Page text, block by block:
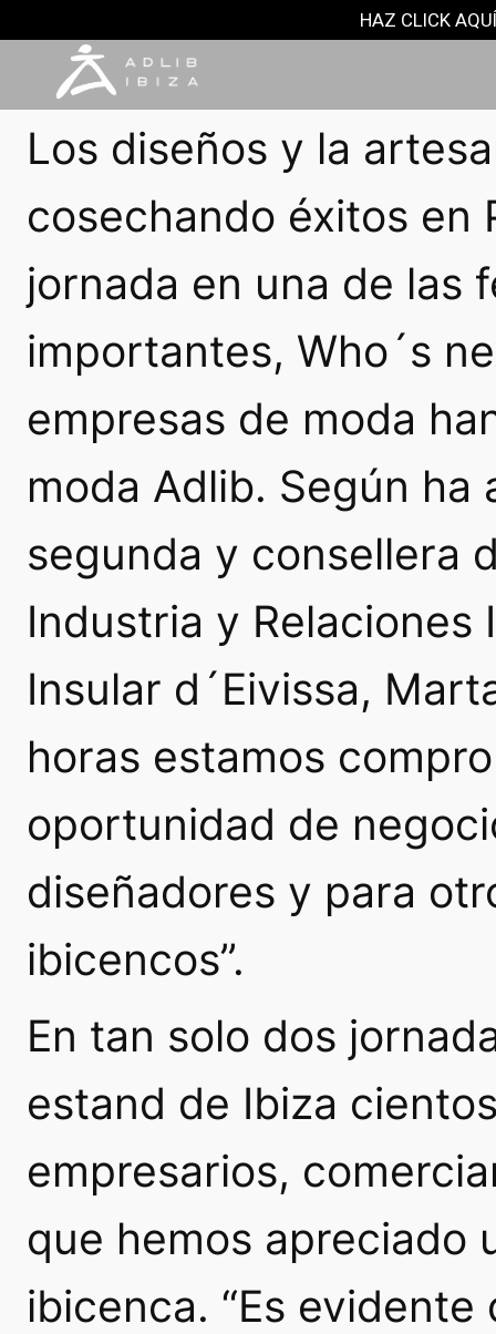
HAZ CLICK
Los diseños y la
cosechando éxitos en
jornada en una de las
importantes, Who´s
empresas de moda
moda Adlib. Según
segunda y consellera
Industria y
Insular d´Eivissa,
horas estamos
oportunidad de
diseñadores y para
ibicencos”.
En tan solo dos
estand de Ibiza
empresarios,
que hemos apreciado
ibicenca. “Es